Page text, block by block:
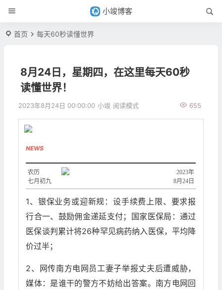
小竣博客
首页 每天60秒读懂世界
8月24日，星期四，在这里每天60秒
读懂世界！
2023年8月24日 00:00:00 小竣 655
阅读模式
NEWS
2023年
8月24日
农历
七月初九
1、银保业务或迎新规：设手续费上限、要求报
行合一、鼓励佣金递延支付；国家医保局：通过
医保谈判累计将26种罕见病药纳入医保，平均降
价过半；
2、网传南方电网员工妻子举报丈夫后遭威胁，
媒体：是谁干的警方不妨给出答案。南方电网回